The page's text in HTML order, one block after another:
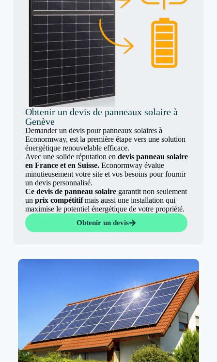
Obtenir un devis de panneaux solaire à
Genève
Demander un devis pour panneaux solaires à
Econormway, est la première étape vers une solution
énergétique renouvelable efficace.
Avec une solide réputation en devis panneau solaire
en France et en Suisse.Econormway évalue
minutieusement votre site et vos besoins pour fournir
un devis personnalisé.
Ce devis de panneau solairegarantit non seulement
un prix compétitifmais aussi une installation qui
maximise le potentiel énergétique de votre propriété.
Obtenir un devis